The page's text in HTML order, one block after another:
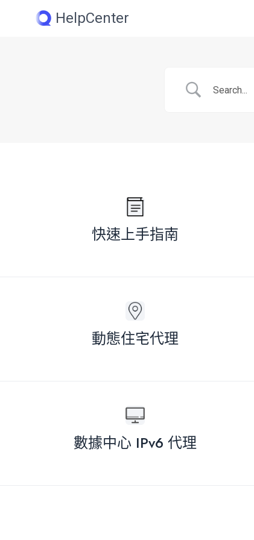
HelpCenter
快速上手指南
動態住宅代理
數據中心 IPv6 代理